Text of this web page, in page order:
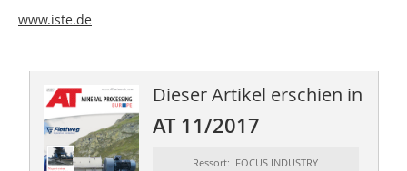
www.iste.de
Dieser Artikel erschien in
AT 11/2017
Ressort: FOCUS INDUSTRY